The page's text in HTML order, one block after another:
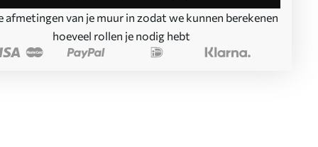
afmetingen van je muur in zodat we kunnen berekenen
hoeveel rollen je nodig hebt